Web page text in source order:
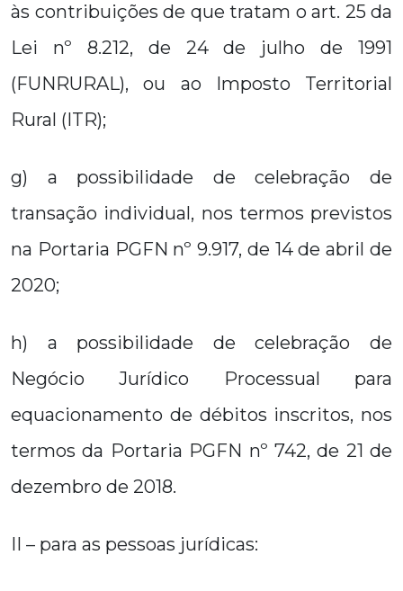
às contribuições de que tratam o art. 25 da
Lei nº 8.212, de 24 de julho de 1991
(FUNRURAL), ou ao Imposto Territorial
Rural (ITR);
g) a possibilidade de celebração de
transação individual, nos termos previstos
na Portaria PGFN nº 9.917, de 14 de abril de
2020;
h) a possibilidade de celebração de
Negócio Jurídico Processual para
equacionamento de débitos inscritos, nos
termos da Portaria PGFN nº 742, de 21 de
dezembro de 2018.
II – para as pessoas jurídicas: